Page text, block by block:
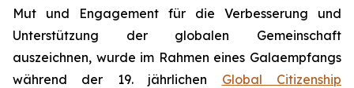
Mut und Engagement für die Verbesserung und
Unterstützung der globalen Gemeinschaft
auszeichnen, wurde im Rahmen eines Galaempfangs
während der 19. jährlichen Global Citizenship